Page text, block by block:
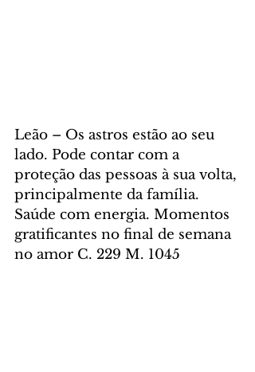
Leão – Os astros estão ao seu
lado. Pode contar com a
proteção das pessoas à sua volta,
principalmente da família.
Saúde com energia. Momentos
gratificantes no final de semana
no amor C. 229 M. 1045